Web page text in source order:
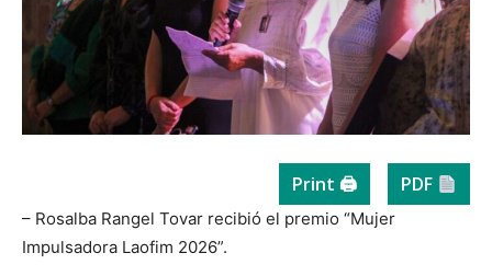
Print 🖨 PDF
– Rosalba Rangel Tovar recibió el premio “Mujer
Impulsadora Laofim 2026”.